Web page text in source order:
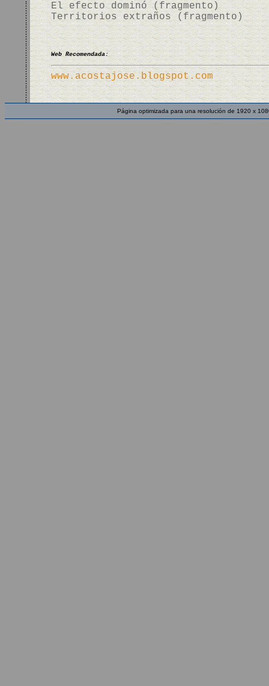
El efecto dominó (fragmento)
Territorios extraños (fragmento)
Web Recomendada:
www.acostajose.blogspot.com
Página optimizada para una resolución de 1920 x